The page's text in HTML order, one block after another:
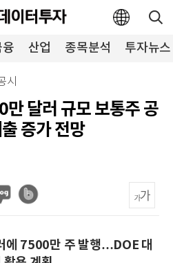
융 산업 종목분석 투자뉴스
시
달러 규모 보통주 공
증가 전망
에 7500만 주 발행…DOE 대